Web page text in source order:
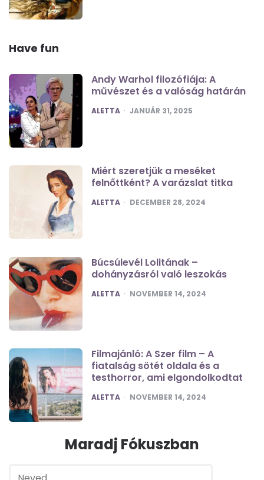
Have fun
Andy Warhol filozófiája: A
művészet és a valóság határán
POSTED
ALETTA JANUÁR 31, 2025
Miért szeretjük a meséket
felnőttként? A varázslat titka
POSTED
ALETTA DECEMBER 28, 2024
Búcsúlevél Lolitának –
dohányzásról való leszokás
POSTED
ALETTA NOVEMBER 14, 2024
Filmajánló: A Szer film – A
fiatalság sötét oldala és a
testhorror, ami elgondolkodtat
POSTED
ALETTA NOVEMBER 14, 2024
Maradj Fókuszban